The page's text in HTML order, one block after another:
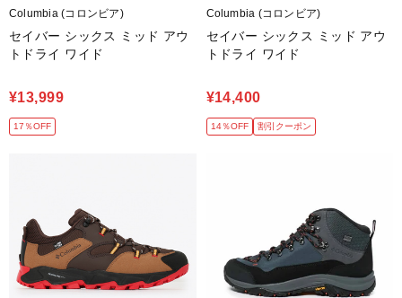
Columbia (コロンビア)
セイバー シックス ミッド アウ
トドライ ワイド
¥13,999
17％OFF
Columbia (コロンビア)
セイバー シックス ミッド アウ
トドライ ワイド
¥14,400
14％OFF 割引クーポン